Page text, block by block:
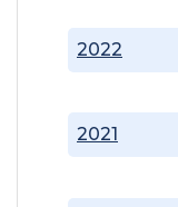
2021
2022